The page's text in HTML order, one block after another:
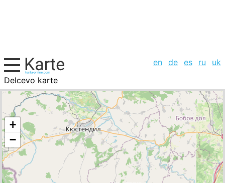
en de es ru
uk
Delcevo karte
Mazedonien, Städte-Liste
+
−